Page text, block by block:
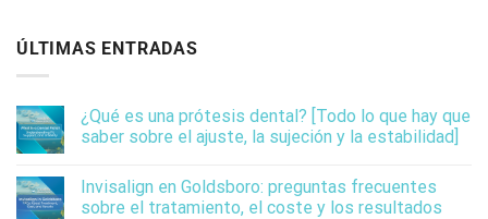
ÚLTIMAS ENTRADAS
¿Qué es una prótesis dental? [Todo lo que hay que
saber sobre el ajuste, la sujeción y la estabilidad]
Invisalign en Goldsboro: preguntas frecuentes
sobre el tratamiento, el coste y los resultados